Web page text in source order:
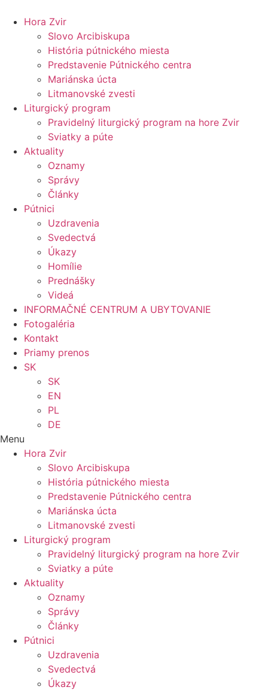
Hora Zvir
Slovo Arcibiskupa
História pútnického miesta
Predstavenie Pútnického centra
Mariánska úcta
Litmanovské zvesti
Liturgický program
Pravidelný liturgický program na hore Zvir
Sviatky a púte
Aktuality
Oznamy
Správy
Články
Pútnici
Uzdravenia
Svedectvá
Úkazy
Homílie
Prednášky
Videá
INFORMAČNÉ CENTRUM A UBYTOVANIE
Fotogaléria
Kontakt
Priamy prenos
SK
SK
EN
PL
DE
Menu
Hora Zvir
Slovo Arcibiskupa
História pútnického miesta
Predstavenie Pútnického centra
Mariánska úcta
Litmanovské zvesti
Liturgický program
Pravidelný liturgický program na hore Zvir
Sviatky a púte
Aktuality
Oznamy
Správy
Články
Pútnici
Uzdravenia
Svedectvá
Úkazy